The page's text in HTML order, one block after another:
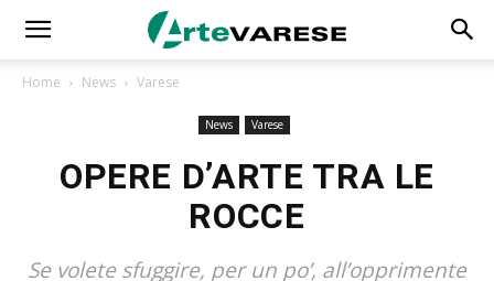
Home News Varese
News Varese
OPERE D’ARTE TRA LE
ROCCE
Se volete sfuggire, per un po’, all’opprimente